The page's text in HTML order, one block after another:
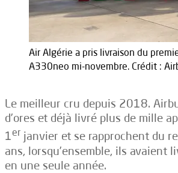
Air Algérie a pris livraison du
A330neo mi-novembre. Crédit :
Le meilleur cru depuis 2018.
d’ores et déjà livré plus de mille
1er janvier et se rapprochent du
ans, lorsqu’ensemble, ils avaient
en une seule année.